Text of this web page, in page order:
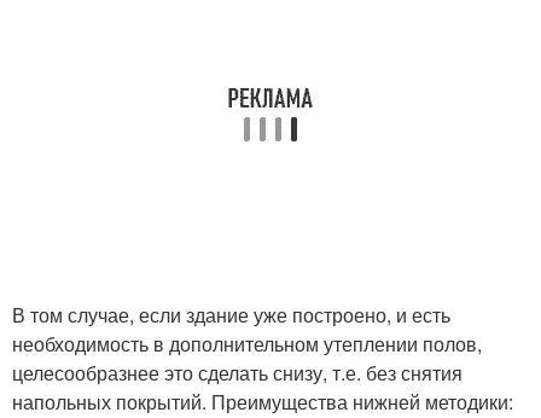
В том случае, если здание уже построено, и есть
необходимость в дополнительном утеплении полов,
целесообразнее это сделать снизу, т.е. без снятия
напольных покрытий. Преимущества нижней методики: